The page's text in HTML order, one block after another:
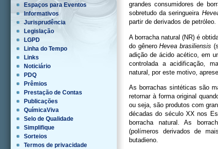
Espaços para Eventos
Informativos
Jurisprudência
Legislação
LGPD
Linha do Tempo
Links
Noticiário
PDQ
Prêmios
Prestação de Contas
Publicações
QuímicaViva
Selo de Qualidade
Simplifique
Sorteios
Termos de privacidade
grandes consumidores de
sobretudo da seringueira
partir de derivados de petróleo.
A borracha natural (NR) é
do gêneroHevea brasiliensis
adição de ácido acético, em
controlada a acidificação,
natural, por este motivo,
As borrachas sintéticas são
retornar à forma original
ou seja, são produtos com
décadas do século XX nos
borracha natural. As
(polímeros derivados de
butadieno.